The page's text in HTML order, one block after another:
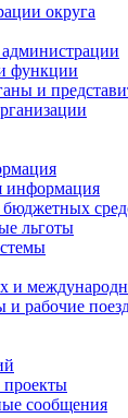
округа
функции
и
информация
льготы
и
рабочие
сообщения